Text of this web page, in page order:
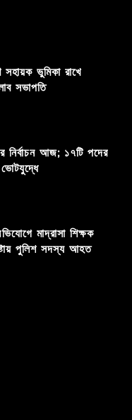
সহায়ক ভুমিকা রাখে
সভাপতি
নির্বাচন আজ; ১৭টি পদের
মাদ্রাসা শিক্ষক
পুলিশ সদস্য আহত